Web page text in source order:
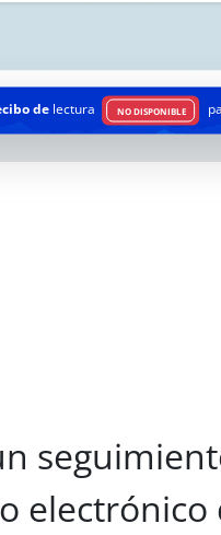
delectura NO DISPONIBLE
electrónico